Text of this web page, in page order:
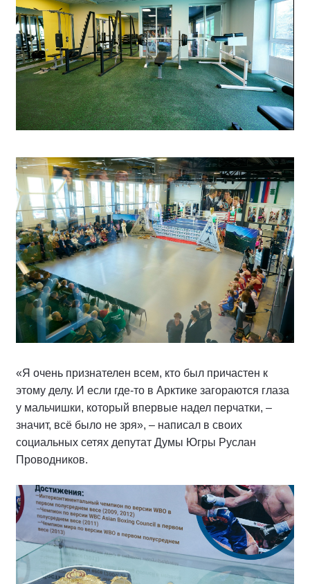
«Я очень признателен всем, кто был причастен к
этому делу. И если где-то в Арктике загораются глаза
у мальчишки, который впервые надел перчатки, –
значит, всё было не зря», – написал в своих
социальных сетях депутат Думы Югры Руслан
Проводников.